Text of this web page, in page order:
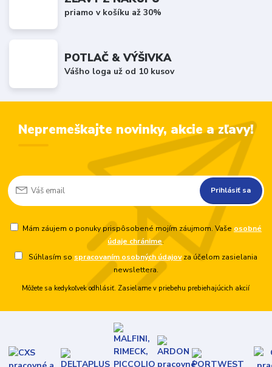
priamo v košíku až 30%
POTLAČ & VÝŠIVKA
Vášho loga už od 10 kusov
Nepremeškajte novinky, akcie a zľavy!
Prihlásiť sa
Mám záujem o ponuky prispôsobené mojím záujmom. Vaše osobné
údaje chránime.
Súhlasím so spracovaním osobných údajovza účelom zasielania
newslettera.
Môžete sa kedykoľvek odhlásiť. Zasielame v priebehu prebiehajúcich akcií